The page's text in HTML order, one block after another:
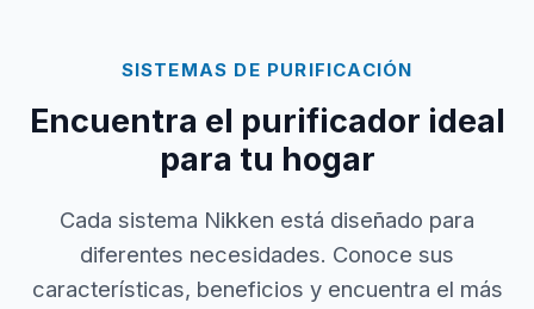
SISTEMAS DE PURIFICACIÓN
Encuentra el purificador ideal
para tu hogar
Cada sistema Nikken está diseñado para
diferentes necesidades. Conoce sus
características, beneficios y encuentra el más